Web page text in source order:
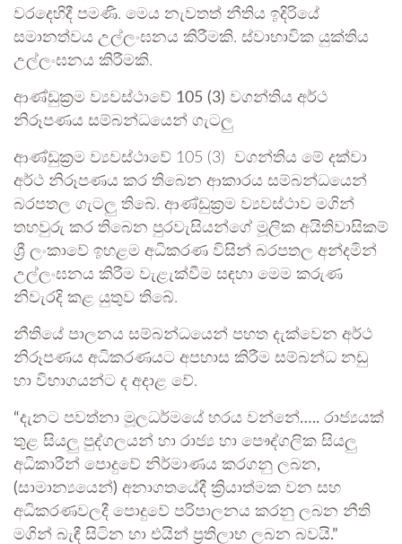
වරදෙහිදී පමණි. මෙය නැවතත් නීතිය ඉදිරියේ
සමානත්වය උල්ලංඝනය කිරීමකි. ස්වාභාවික යුක්තිය
උල්ලංඝනය කිරීමකි.
ආණ්ඩුක්‍රම ව්‍යවස්ථාවේ 105 (3) වගන්තිය අර්ථ
නිරූපණය සම්බන්ධයෙන් ගැටලු
ආණ්ඩුක්‍රම ව්‍යවස්ථාවේ 105 (3) වගන්තිය මේ දක්වා
අර්ථ නිරූපණය කර තිබෙන ආකාරය සම්බන්ධයෙන්
බරපතල ගැටලු තිබේ. ආණ්ඩුක්‍රම ව්‍යවස්ථාව මගින්
තහවුරු කර තිබෙන පුරවැසියන්ගේ මූලික අයිතිවාසිකම්
ශ්‍රී ලංකාවේ ඉහළම අධිකරණ විසින් බරපතල අන්දමින්
උල්ලංඝනය කිරීම වැළැක්වීම සඳහා මෙම කරුණ
නිවැරදි කළ යුතුව තිබේ.
නීතියේ පාලනය සම්බන්ධයෙන් පහත දැක්වෙන අර්ථ
නිරූපණය අධිකරණයට අපහාස කිරීම සම්බන්ධ නඩු
හා විභාගයන්ට ද අදාළ වේ.
“දැනට පවත්නා මූලධර්මයේ හරය වන්නේ….. රාජ්‍යයක්
තුළ සියලු පුද්ගලයන් හා රාජ්‍ය හා පෞද්ගලික සියලු
අධිකාරීන් පොදුවේ නිර්මාණය කරගනු ලබන,
(සාමාන්‍යයෙන්) අනාගතයේදී ක්‍රියාත්මක වන සහ
අධිකරණවලදී පොදුවේ පරිපාලනය කරනු ලබන නීති
මගින් බැඳී සිටින හා එයින් ප්‍රතිලාභ ලබන බවයි.”